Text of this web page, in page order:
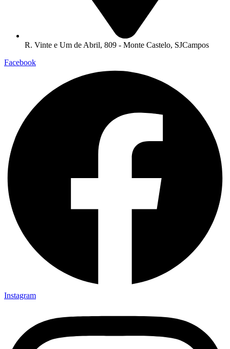
R. Vinte e Um de Abril, 809 - Monte Castelo, SJCampos
Facebook
Instagram